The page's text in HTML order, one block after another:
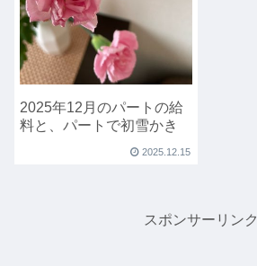
2025年12月のパートの給
料と、パートで初雪かき
2025.12.15
スポンサーリンク